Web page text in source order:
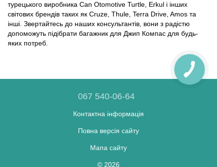
турецького виробника Can Otomotive Turtle, Erkul і інших
світових брендів таких як Cruze, Thule, Terra Drive, Amos та
інші. Звертайтесь до наших консультантів, вони з радістю
допоможуть підібрати багажник для Джип Компас для будь-
яких потреб.
067 540-06-64
Контактна інформація
Повна версія сайту
Мапа сайту
© 2026